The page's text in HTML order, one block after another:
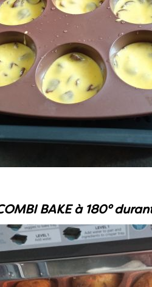
BAKE à 180°